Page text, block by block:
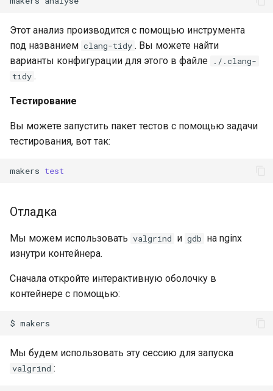
Этот анализ производится с помощью инструмента
под названием clang-tidy . Вы можете найти
варианты конфигурации для этого в файле
./.clang-
tidy .
Тестирование
Вы можете запустить пакет тестов с помощью задачи
тестирования, вот так:
makers test
Отладка
Мы можем использовать valgrind и gdb на nginx
изнутри контейнера.
Сначала откройте интерактивную оболочку в
контейнере с помощью:
$
Мы будем использовать эту сессию для запуска
valgrind :